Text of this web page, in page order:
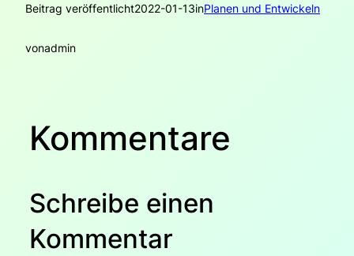
Beitrag veröffentlicht2022-01-13inPlanen und Entwickeln
vonadmin
Kommentare
Schreibe einen
Kommentar